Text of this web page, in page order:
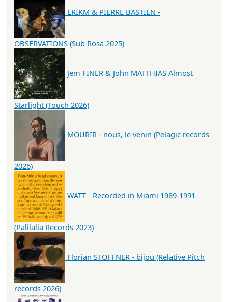
ERIKM & PIERRE BASTIEN -
OBSERVATIONS (Sub Rosa 2025)
Jem FINER & John MATTHIAS Almost
Starlight (Touch 2026)
MOURIR - nous, le venin (Pelagic records
2026)
WATT - Recorded in Miami 1989-1991
(Palilalia Records 2023)
Florian STOFFNER - bijou (Relative Pitch
records 2026)